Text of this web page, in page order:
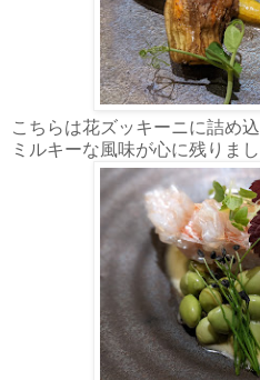
こちらは花ズッキーニに詰め
ミルキーな風味が心に残りま